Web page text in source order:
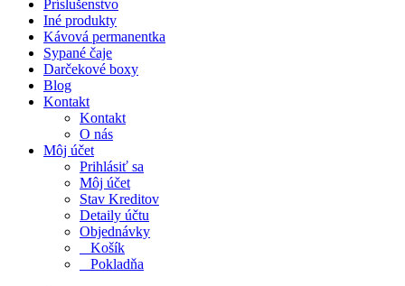
Príslušenstvo
Iné produkty
Kávová permanentka
Sypané čaje
Darčekové boxy
Blog
Kontakt
Kontakt
O nás
Môj účet
Prihlásiť sa
Môj účet
Stav Kreditov
Detaily účtu
Objednávky
Košík
Pokladňa